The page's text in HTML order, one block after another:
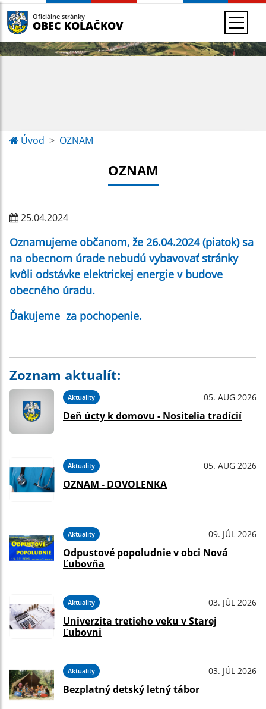
Oficiálne stránky
OBEC KOLAČKOV
Úvod OZNAM
OZNAM
25.04.2024
Oznamujeme občanom, že 26.04.2024 (piatok) sa
na obecnom úrade nebudú vybavovať stránky
kvôli odstávke elektrickej energie v budove
obecného úradu.
Ďakujeme za pochopenie.
Zoznam aktualít:
Aktuality 05. AUG 2026
Deň úcty k domovu - Nositelia tradícií
Aktuality 05. AUG 2026
OZNAM - DOVOLENKA
Aktuality 09. JÚL 2026
Odpustové popoludnie v obci Nová
Ľubovňa
Aktuality 03. JÚL 2026
Univerzita tretieho veku v Starej
Ľubovni
Aktuality 03. JÚL 2026
Bezplatný detský letný tábor